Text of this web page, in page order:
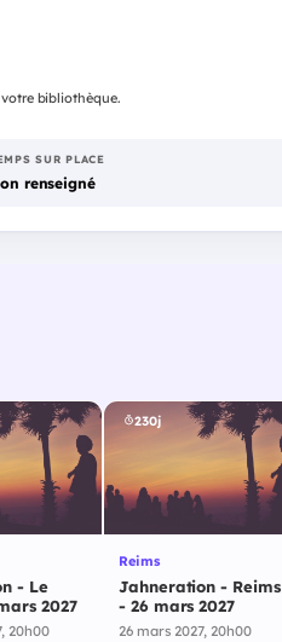
bibliothèque.
SUR PLACE
renseigné
- Le
2027
20h00
230j
Reims
Jahneration - Reims
- 26 mars 2027
26 mars 2027, 20h00